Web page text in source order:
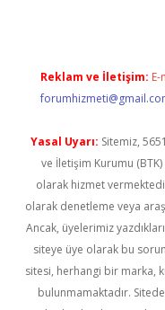
Reklam ve İletişim: E-
Yasal Uyarı: Sitemiz,
ve İletişim Kurumu (BTK)
olarak hizmet
olarak denetleme veya
Ancak, üyelerimiz
siteye üye olarak bu
sitesi, herhangi bir marka,
bulunmamaktadır.